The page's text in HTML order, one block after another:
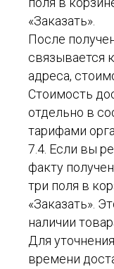
«Заказать».
После
связывается
адреса,
Стоимость
отдельно в
тарифами
7.4. Если вы
факту
три поля в
«Заказать».
наличии
Для
времени